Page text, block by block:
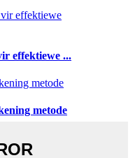
effektiewe ...
metode